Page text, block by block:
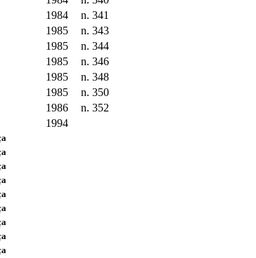
1984 n. 341
1985 n. 343
1985 n. 344
1985 n. 346
1985 n. 348
1985 n. 350
1986 n. 352
1994